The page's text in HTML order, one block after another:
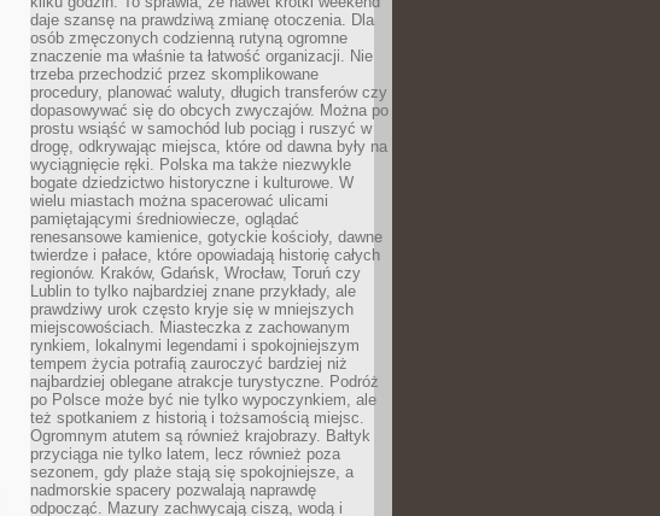
daje szansę na prawdziwą zmianę otoczenia. Dla
osób zmęczonych codzienną rutyną ogromne
znaczenie ma właśnie ta łatwość organizacji. Nie
trzeba przechodzić przez skomplikowane
procedury, planować waluty, długich transferów czy
dopasowywać się do obcych zwyczajów. Można po
prostu wsiąść w samochód lub pociąg i ruszyć w
drogę, odkrywając miejsca, które od dawna były na
wyciągnięcie ręki. Polska ma także niezwykle
bogate dziedzictwo historyczne i kulturowe. W
wielu miastach można spacerować ulicami
pamiętającymi średniowiecze, oglądać
renesansowe kamienice, gotyckie kościoły, dawne
twierdze i pałace, które opowiadają historię całych
regionów. Kraków, Gdańsk, Wrocław, Toruń czy
Lublin to tylko najbardziej znane przykłady, ale
prawdziwy urok często kryje się w mniejszych
miejscowościach. Miasteczka z zachowanym
rynkiem, lokalnymi legendami i spokojniejszym
tempem życia potrafią zauroczyć bardziej niż
najbardziej oblegane atrakcje turystyczne. Podróż
po Polsce może być nie tylko wypoczynkiem, ale
też spotkaniem z historią i tożsamością miejsc.
Ogromnym atutem są również krajobrazy. Bałtyk
przyciąga nie tylko latem, lecz również poza
sezonem, gdy plaże stają się spokojniejsze, a
nadmorskie spacery pozwalają naprawdę
odpocząć. Mazury zachwycają ciszą, wodą i